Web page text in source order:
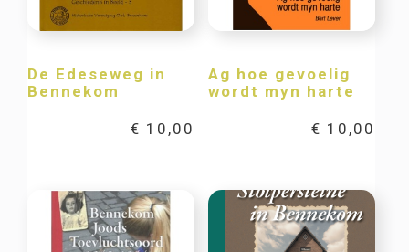
De Edeseweg in
Bennekom
€ 10,00
Ag hoe gevoelig
wordt myn harte
€ 10,00